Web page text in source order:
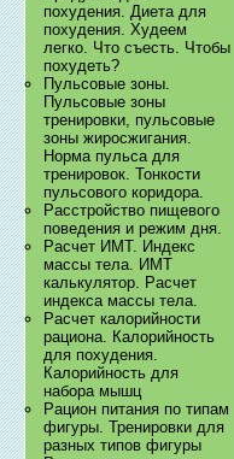
похудения. Диета для
похудения. Худеем
легко. Что съесть. Чтобы
похудеть?
Пульсовые зоны.
Пульсовые зоны
тренировки, пульсовые
зоны жиросжигания.
Норма пульса для
тренировок. Тонкости
пульсового коридора.
Расстройство пищевого
поведения и режим дня.
Расчет ИМТ. Индекс
массы тела. ИМТ
калькулятор. Расчет
индекса массы тела.
Расчет калорийности
рациона. Калорийность
для похудения.
Калорийность для
набора мышц
Рацион питания по типам
фигуры. Тренировки для
разных типов фигуры